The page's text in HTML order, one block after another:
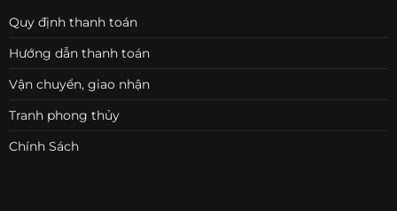
Quy định thanh toán
Hướng dẫn thanh toán
Vận chuyển, giao nhận
Tranh phong thủy
Chính Sách